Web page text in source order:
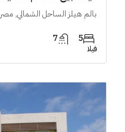
بالم هيلز الساحل الشمالي, مصر
5
7
فيلا